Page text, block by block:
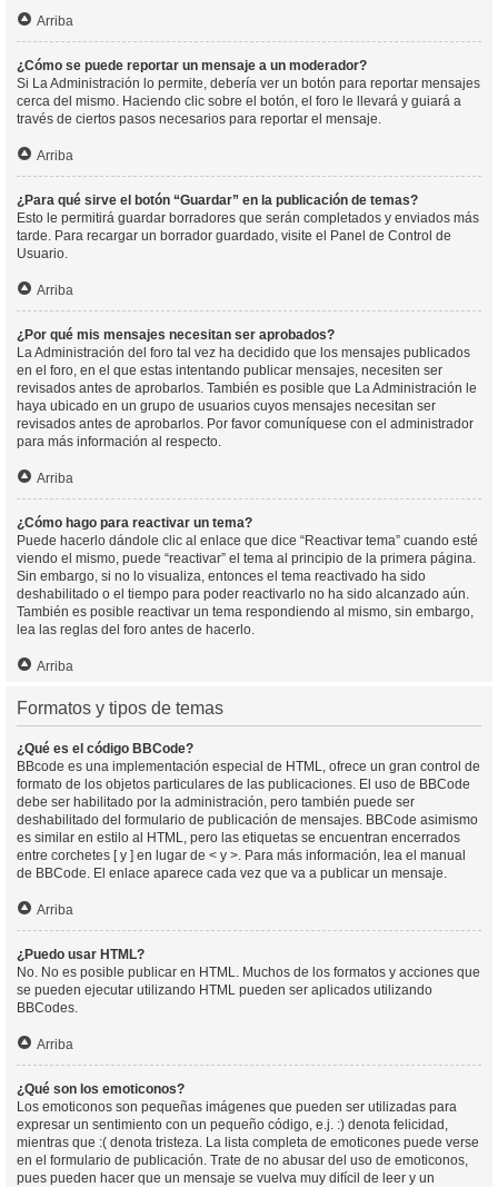
Arriba
¿Cómo se puede reportar un mensaje a un moderador?
Si La Administración lo permite, debería ver un botón para reportar mensajes
cerca del mismo. Haciendo clic sobre el botón, el foro le llevará y guiará a
través de ciertos pasos necesarios para reportar el mensaje.
Arriba
¿Para qué sirve el botón “Guardar” en la publicación de temas?
Esto le permitirá guardar borradores que serán completados y enviados más
tarde. Para recargar un borrador guardado, visite el Panel de Control de
Usuario.
Arriba
¿Por qué mis mensajes necesitan ser aprobados?
La Administración del foro tal vez ha decidido que los mensajes publicados
en el foro, en el que estas intentando publicar mensajes, necesiten ser
revisados antes de aprobarlos. También es posible que La Administración le
haya ubicado en un grupo de usuarios cuyos mensajes necesitan ser
revisados antes de aprobarlos. Por favor comuníquese con el administrador
para más información al respecto.
Arriba
¿Cómo hago para reactivar un tema?
Puede hacerlo dándole clic al enlace que dice “Reactivar tema” cuando esté
viendo el mismo, puede “reactivar” el tema al principio de la primera página.
Sin embargo, si no lo visualiza, entonces el tema reactivado ha sido
deshabilitado o el tiempo para poder reactivarlo no ha sido alcanzado aún.
También es posible reactivar un tema respondiendo al mismo, sin embargo,
lea las reglas del foro antes de hacerlo.
Arriba
Formatos y tipos de temas
¿Qué es el código BBCode?
BBcode es una implementación especial de HTML, ofrece un gran control de
formato de los objetos particulares de las publicaciones. El uso de BBCode
debe ser habilitado por la administración, pero también puede ser
deshabilitado del formulario de publicación de mensajes. BBCode asimismo
es similar en estilo al HTML, pero las etiquetas se encuentran encerrados
entre corchetes [ y ] en lugar de < y >. Para más información, lea el manual
de BBCode. El enlace aparece cada vez que va a publicar un mensaje.
Arriba
¿Puedo usar HTML?
No. No es posible publicar en HTML. Muchos de los formatos y acciones que
se pueden ejecutar utilizando HTML pueden ser aplicados utilizando
BBCodes.
Arriba
¿Qué son los emoticonos?
Los emoticonos son pequeñas imágenes que pueden ser utilizadas para
expresar un sentimiento con un pequeño código, e.j. :) denota felicidad,
mientras que :( denota tristeza. La lista completa de emoticones puede verse
en el formulario de publicación. Trate de no abusar del uso de emoticonos,
pues pueden hacer que un mensaje se vuelva muy difícil de leer y un